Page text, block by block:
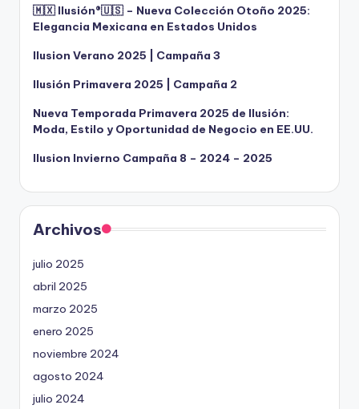
🇲🇽 Ilusión®️🇺🇸 – Nueva Colección Otoño 2025:
Elegancia Mexicana en Estados Unidos
Ilusion Verano 2025 | Campaña 3
Ilusión Primavera 2025 | Campaña 2
Nueva Temporada Primavera 2025 de Ilusión:
Moda, Estilo y Oportunidad de Negocio en EE.UU.
Ilusion Invierno Campaña 8 – 2024 – 2025
Archivos
julio 2025
abril 2025
marzo 2025
enero 2025
noviembre 2024
agosto 2024
julio 2024